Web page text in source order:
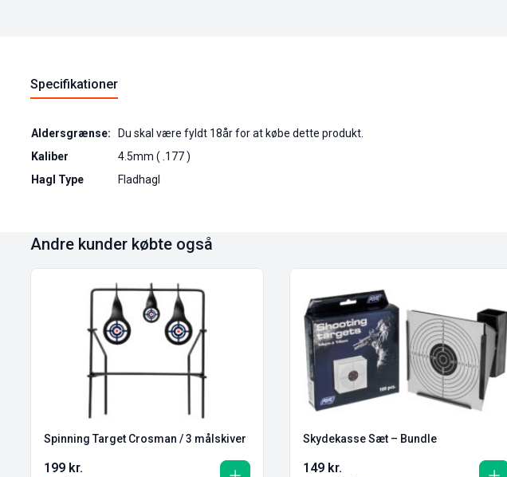
Specifikationer
Aldersgrænse:
Du skal være fyldt 18år for at købe dette produkt.
Kaliber
4.5mm ( .177 )
Hagl Type
Fladhagl
Andre kunder købte også
Spinning Target Crosman / 3 målskiver
199 kr.
Skydekasse Sæt – Bundle
149 kr.